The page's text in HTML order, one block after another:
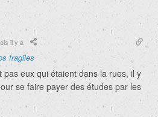
il y a
fragiles
pas eux qui étaient dans la rues, il y
se faire payer des études par les